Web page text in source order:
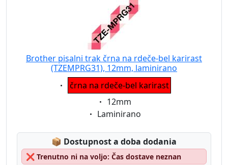
Brother pisalni trak črna na rdeče-bel karirast
(TZEMPRG31), 12mm, laminirano
Eigenschaft:
črna na rdeče-bel karirast
Eigenschaft:
12mm
Eigenschaft:
Laminirano
📦 Lagerstatus:
Dostupnost a doba dodania
❌ Trenutno ni na voljo: Čas dostave neznan